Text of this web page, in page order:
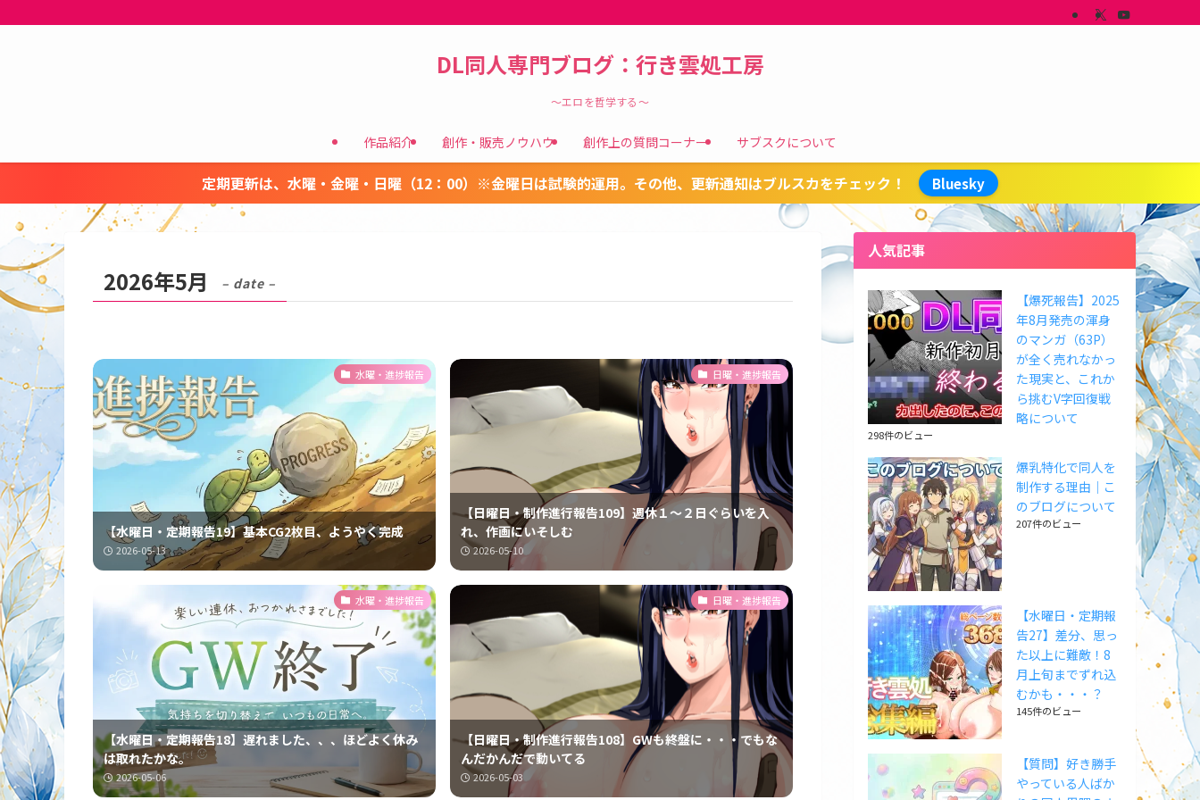
DL同人専門ブログ：行き雲処工房
～エロを哲学する～
作品紹介 創作・販売ノウハウ 創作上の質問コーナー サブスクについて
定期更新は、水曜・金曜・日曜（12：00）※金曜日は試験的運用。その他、更新通知はブルスカをチェック！ Bluesky
2026年5月 – date –
水曜・進捗報告
【水曜日・定期報告19】基本CG2枚目、ようやく完成
2026-05-13
日曜・進捗報告
【日曜日・制作進行報告109】週休１～２日ぐらいを入
れ、作画にいそしむ
2026-05-10
水曜・進捗報告
【水曜日・定期報告18】遅れました、、、ほどよく休み
は取れたかな。
2026-05-06
日曜・進捗報告
【日曜日・制作進行報告108】GWも終盤に・・・でもな
んだかんだで動いてる
2026-05-03
人気記事
【爆死報告】2025
年8月発売の渾身
のマンガ（63P）
が全く売れなかっ
た現実と、これか
ら挑むV字回復戦
略について
298件のビュー
爆乳特化で同人を
制作する理由｜こ
のブログについて
207件のビュー
【水曜日・定期報
告27】差分、思っ
た以上に難敵！8
月上旬までずれ込
むかも・・・？
145件のビュー
【質問】好き勝手
やっている人ばか